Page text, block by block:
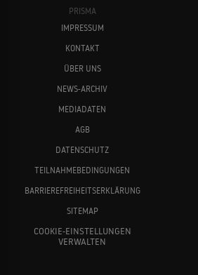
PRISMA
IMPRESSUM
KONTAKT
ÜBER UNS
NEWS-ARCHIV
MEDIADATEN
AGB
DATENSCHUTZ
TEILNAHMEBEDINGUNGEN
BARRIEREFREIHEITSERKLÄRUNG
SITEMAP
COOKIE-EINSTELLUNGEN
VERWALTEN